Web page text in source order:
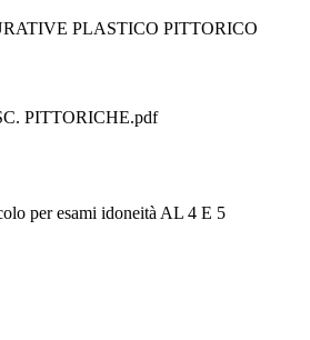
PLASTICO PITTORICO
PITTORICHE.pdf
per esami idoneità AL 4 E 5